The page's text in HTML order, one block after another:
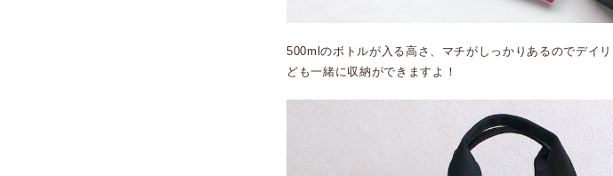
500mlのボトルが入る高さ、マチがしっかりあるのでデイ
ども一緒に収納ができますよ！